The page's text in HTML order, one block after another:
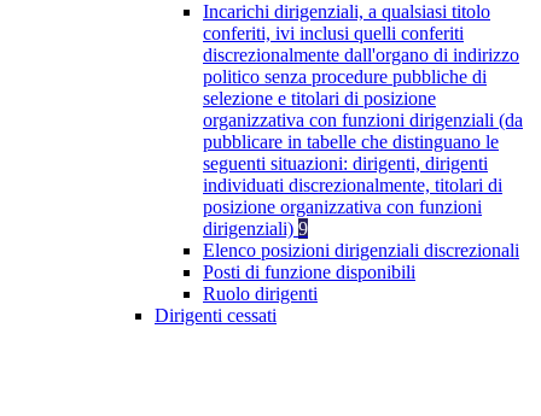
Incarichi dirigenziali, a qualsiasi titolo
conferiti, ivi inclusi quelli conferiti
discrezionalmente dall'organo di indirizzo
politico senza procedure pubbliche di
selezione e titolari di posizione
organizzativa con funzioni dirigenziali (da
pubblicare in tabelle che distinguano le
seguenti situazioni: dirigenti, dirigenti
individuati discrezionalmente, titolari di
posizione organizzativa con funzioni
dirigenziali) 9
Elenco posizioni dirigenziali discrezionali
Posti di funzione disponibili
Ruolo dirigenti
Dirigenti cessati